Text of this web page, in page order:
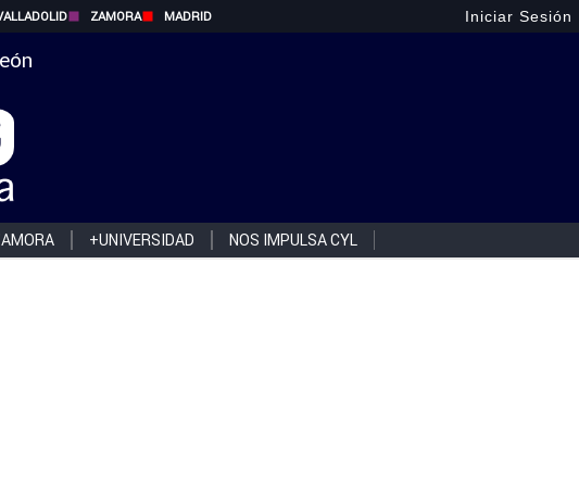
ZAMORA MADRID Iniciar Sesión
+UNIVERSIDAD NOS IMPULSA CYL